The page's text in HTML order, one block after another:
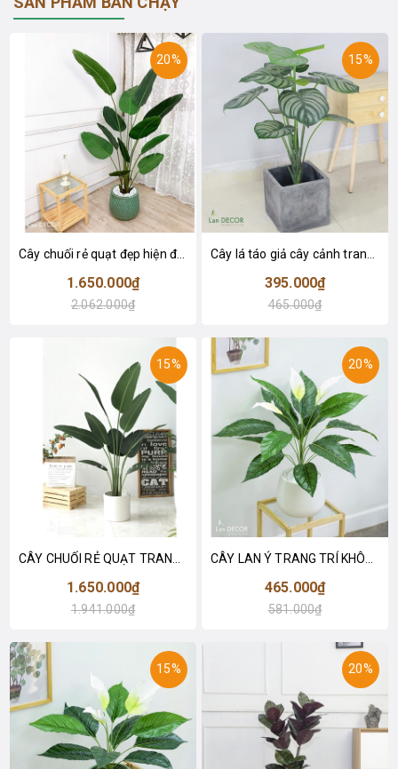
20%
Cây chuối rẻ quạt đẹp hiện đại trang trí 1m8 - LC3019 (Gồm 12 lá)
1.650.000₫
2.062.000₫
15%
395.000₫
465.000₫
15%
1.650.000₫
1.941.000₫
20%
465.000₫
581.000₫
15% 20%